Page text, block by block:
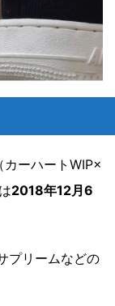
ーハートWIP×
2018年12月6
プリームなどの